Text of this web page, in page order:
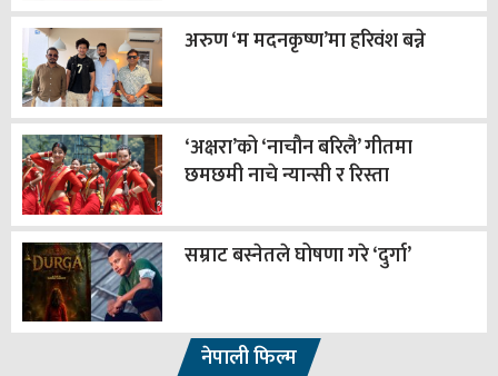
अरुण ‘म मदनकृष्ण’मा हरिवंश बन्ने
‘अक्षरा’को ‘नाचौन बरिलै’ गीतमा
छमछमी नाचे न्यान्सी र रिस्ता
सम्राट बस्नेतले घोषणा गरे ‘दुर्गा’
नेपाली फिल्म